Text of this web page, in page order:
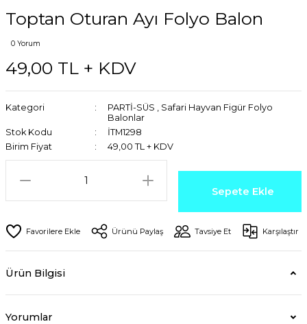
Toptan Oturan Ayı Folyo Balon
0 Yorum
49,00 TL + KDV
Kategori PARTİ-SÜS , Safari Hayvan Figür Folyo
Balonlar
Stok Kodu
İTM1298
Birim Fiyat
49,00 TL + KDV
Sepete Ekle
Ürünü Paylaş Tavsiye Et Karşılaştır
Ürün Bilgisi
Yorumlar